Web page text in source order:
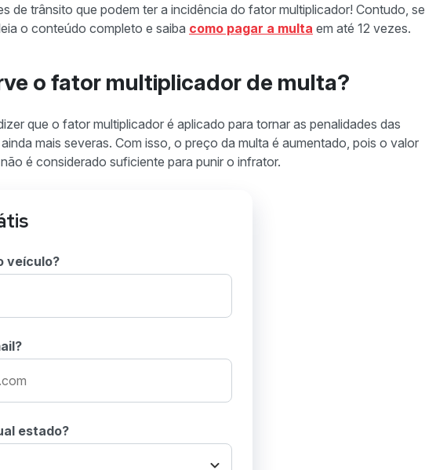
de trânsito que podem ter a incidência do fator multiplicador! Contudo, se
o conteúdo completo e saiba como pagar a multa em até 12 vezes.
o fator multiplicador de multa?
que o fator multiplicador é aplicado para tornar as penalidades das
mais severas. Com isso, o preço da multa é aumentado, pois o valor
é considerado suficiente para punir o infrator.
veículo?
estado?